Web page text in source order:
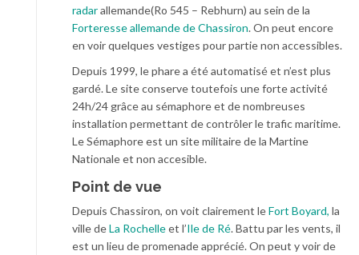
radarallemande(Ro 545 – Rebhurn) au sein de la
Forteresse allemande de Chassiron. On peut encore
en voir quelques vestiges pour partie non accessibles.
Depuis 1999, le phare a été automatisé et n’est plus
gardé. Le site conserve toutefois une forte activité
24h/24 grâce au sémaphore et de nombreuses
installation permettant de contrôler le trafic maritime.
Le Sémaphore est un site militaire de la Martine
Nationale et non accesible.
Point de vue
Depuis Chassiron, on voit clairement leFort Boyard, la
ville deLa Rochelleet l’Ile de Ré. Battu par les vents, il
est un lieu de promenade apprécié. On peut y voir de